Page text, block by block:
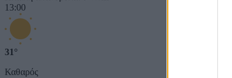
13:00
31°
Καθαρός